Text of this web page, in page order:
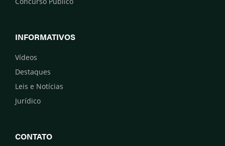
INFORMATIVOS
Vídeos
Destaques
Leis e Notícias
Jurídico
CONTATO